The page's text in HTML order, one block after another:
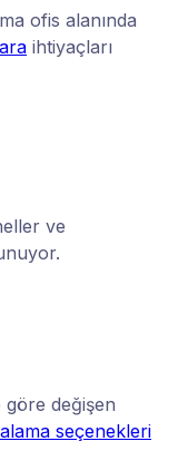
ofis alanında
ihtiyaçları
ve
değişen
seçenekleri